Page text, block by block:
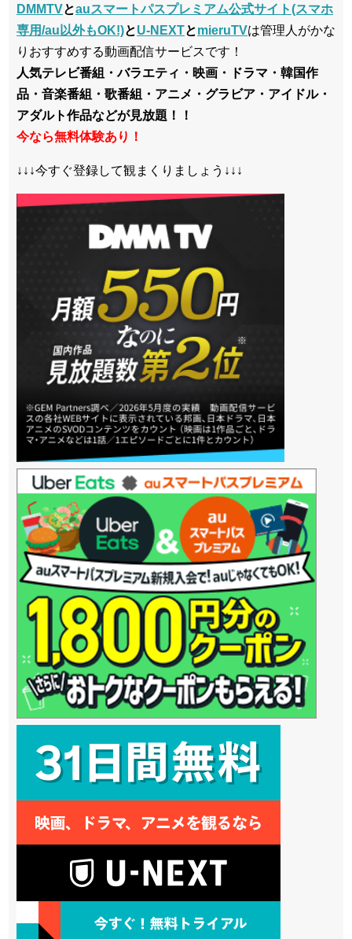
DMMTVとauスマートパスプレミアム公式サイト(スマホ
専用/au以外もOK!)とU-NEXTとmieruTVは管理人がかな
りおすすめする動画配信サービスです！
人気テレビ番組・バラエティ・映画・ドラマ・韓国作
品・音楽番組・歌番組・アニメ・グラビア・アイドル・
アダルト作品などが見放題！！
今なら無料体験あり！
↓↓↓今すぐ登録して観まくりましょう↓↓↓